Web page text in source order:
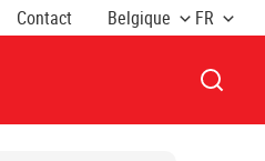
Contact Belgique FR